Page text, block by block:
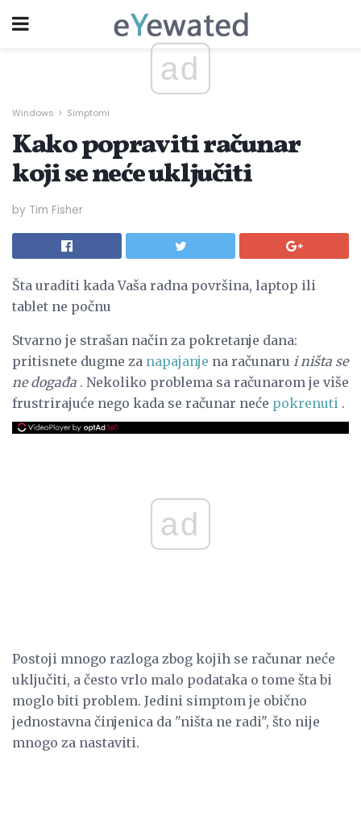
ad
Windows Simptomi
Kako popraviti računar
koji se neće uključiti
by Tim Fisher
Šta uraditi kada Vaša radna površina, laptop ili
tablet ne počnu
Stvarno je strašan način za pokretanje dana:
pritisnete dugme za napajanje na računaru i ništa se
ne događa . Nekoliko problema sa računarom je više
frustrirajuće nego kada se računar neće pokrenuti .
ad
Postoji mnogo razloga zbog kojih se računar neće
uključiti, a često vrlo malo podataka o tome šta bi
moglo biti problem. Jedini simptom je obično
jednostavna činjenica da "ništa ne radi", što nije
mnogo za nastaviti.